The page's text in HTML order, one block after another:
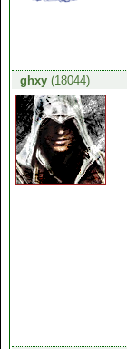
ghxy(18044)